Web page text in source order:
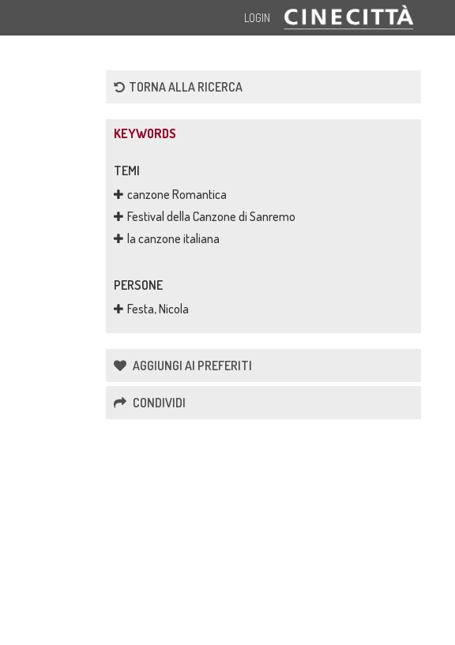
LOGIN
TORNA ALLA RICERCA
KEYWORDS
TEMI
canzone Romantica
Festival della Canzone di Sanremo
la canzone italiana
PERSONE
Festa, Nicola
AGGIUNGI AI PREFERITI
CONDIVIDI